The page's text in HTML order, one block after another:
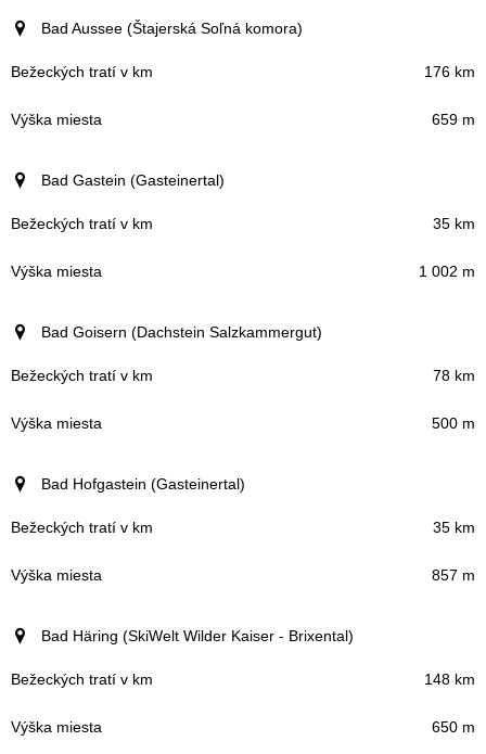
Bad Aussee (Štajerská Soľná komora)
176 km
659 m
Bad Gastein (Gasteinertal)
35 km
1 002 m
Bad Goisern (Dachstein Salzkammergut)
78 km
500 m
Bad Hofgastein (Gasteinertal)
35 km
857 m
Bad Häring (SkiWelt Wilder Kaiser - Brixental)
148 km
650 m